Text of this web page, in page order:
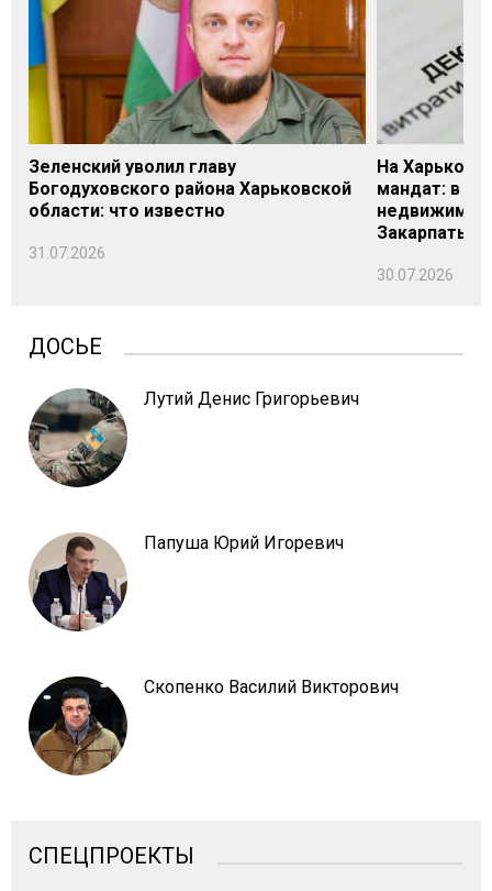
Зеленский уволил главу
Богодуховского района Харьковской
области: что известно
31.07.2026
На
мандат: в
Закарпатье
30.07.2026
ДОСЬЕ
Лутий Денис Григорьевич
Папуша Юрий Игоревич
Скопенко Василий Викторович
СПЕЦПРОЕКТЫ